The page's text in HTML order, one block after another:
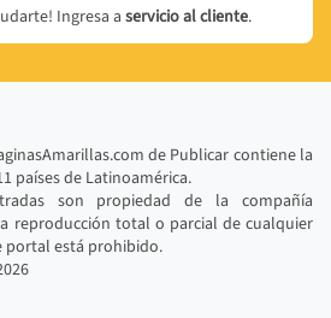
Ingresa a servicio al cliente.
de Publicar contiene la
países de Latinoamérica.
son propiedad de la compañía
reproducción total o parcial de cualquier
portal está prohibido.